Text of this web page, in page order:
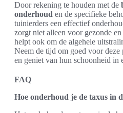
Door rekening te houden met de
onderhoud en de specifieke
tuinierders een effectief
zorgt niet alleen voor gezonde
helpt ook om de algehele
Neem de tijd om goed voor deze
en geniet van hun schoonheid in
FAQ
Hoe onderhoud je de taxus in